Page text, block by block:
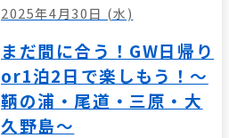
2025年4月30日 (水)
まだ間に合う！GW日帰り
or1泊2日で楽しもう！～
鞆の浦・尾道・三原・大
久野島～